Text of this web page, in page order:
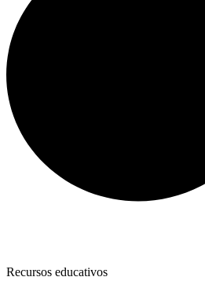
Recursos educativos